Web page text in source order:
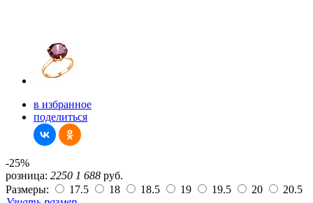
в избранное
поделиться
-25%
розница: 2250 1 688 руб.
Размеры:
17.5 18 18.5 19 19.5 20
20.5